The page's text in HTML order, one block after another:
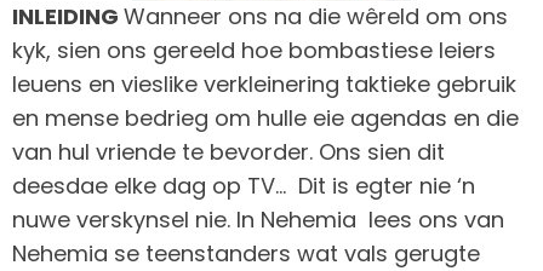
INLEIDING Wanneer ons na die wêreld om ons
kyk, sien ons gereeld hoe bombastiese leiers
leuens en vieslike verkleinering taktieke gebruik
en mense bedrieg om hulle eie agendas en die
van hul vriende te bevorder. Ons sien dit
deesdae elke dag op TV… Dit is egter nie ‘n
nuwe verskynsel nie. In Nehemia lees ons van
Nehemia se teenstanders wat vals gerugte